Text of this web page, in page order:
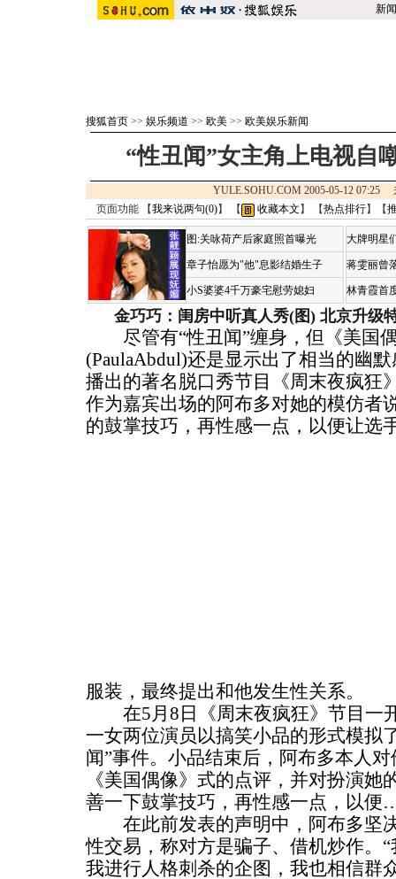
新闻
搜狐首页 >> 娱乐频道 >> 欧美 >> 欧美娱乐新闻
“性丑闻”女主角上电视自
YULE.SOHU.COM 2005-05-12 07:25
页面功能 【我来说两句(0)】 【 收藏本文 】 【热点排行】【
图:关咏荷产后家庭照首曝光
章子怡愿为"他"息影结婚生子
小S婆婆4千万豪宅慰劳媳妇
大牌明星
蒋雯丽曾
林青霞首
金巧巧：闺房中听真人秀(图) 北京升级
尽管有“性丑闻”缠身，但《美国
(PaulaAbdul)还是显示出了相当的幽
播出的著名脱口秀节目《周末夜疯狂
作为嘉宾出场的阿布多对她的模仿者
的鼓掌技巧，再性感一点，以便让选
服装，最终提出和他发生性关系。
在5月8日《周末夜疯狂》节目一
一女两位演员以搞笑小品的形式模拟
闻”事件。小品结束后，阿布多本人
《美国偶像》式的点评，并对扮演她
善一下鼓掌技巧，再性感一点，以
在此前发表的声明中，阿布多坚
性交易，称对方是骗子、借机炒作。
我进行人格刺杀的企图，我也相信群